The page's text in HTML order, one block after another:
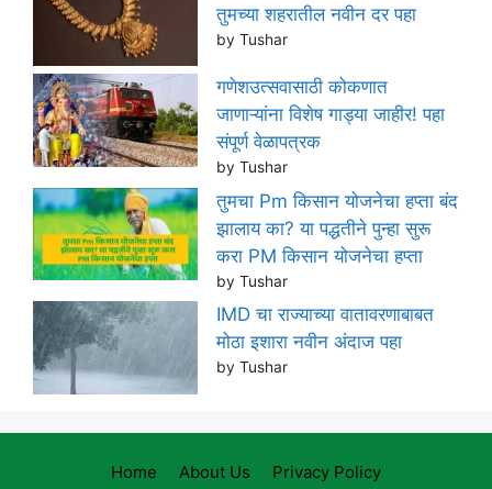
तुमच्या शहरातील नवीन दर पहा
by Tushar
गणेशउत्सवासाठी कोकणात
जाणाऱ्यांना विशेष गाड्या जाहीर! पहा
संपूर्ण वेळापत्रक
by Tushar
तुमचा Pm किसान योजनेचा हप्ता बंद
झालाय का? या पद्धतीने पुन्हा सुरू
करा PM किसान योजनेचा हप्ता
by Tushar
IMD चा राज्याच्या वातावरणाबाबत
मोठा इशारा नवीन अंदाज पहा
by Tushar
Home About Us Privacy Policy